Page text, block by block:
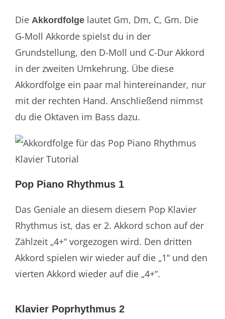
Die Akkordfolge lautet Gm, Dm, C, Gm. Die
G-Moll Akkorde spielst du in der
Grundstellung, den D-Moll und C-Dur Akkord
in der zweiten Umkehrung. Übe diese
Akkordfolge ein paar mal hintereinander, nur
mit der rechten Hand. Anschließend nimmst
du die Oktaven im Bass dazu.
Pop Piano Rhythmus 1
Das Geniale an diesem diesem Pop Klavier
Rhythmus ist, das er 2. Akkord schon auf der
Zählzeit „4+“ vorgezogen wird. Den dritten
Akkord spielen wir wieder auf die „1“ und den
vierten Akkord wieder auf die „4+“.
Klavier Poprhythmus 2